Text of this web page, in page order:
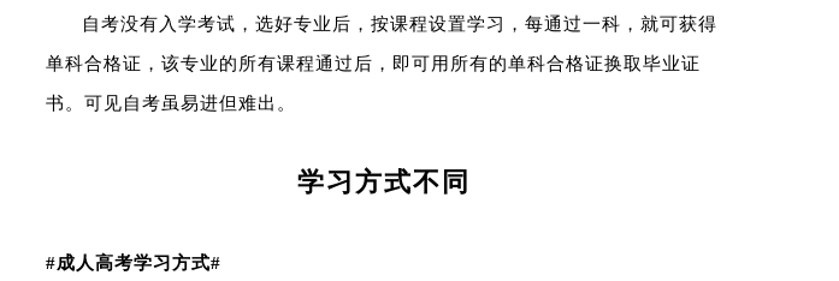
自考没有入学考试，选好专业后，按课程设置学习，每通过一科，就可获得
单科合格证，该专业的所有课程通过后，即可用所有的单科合格证换取毕业证
书。可见自考虽易进但难出。
学习方式不同
#成人高考学习方式#